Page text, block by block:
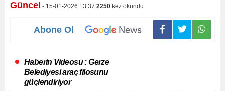
Güncel - 15-01-2026 13:37 2250 kez okundu.
Abone Ol
Haberin Videosu : Gerze
Belediyesi araç filosunu
güçlendiriyor